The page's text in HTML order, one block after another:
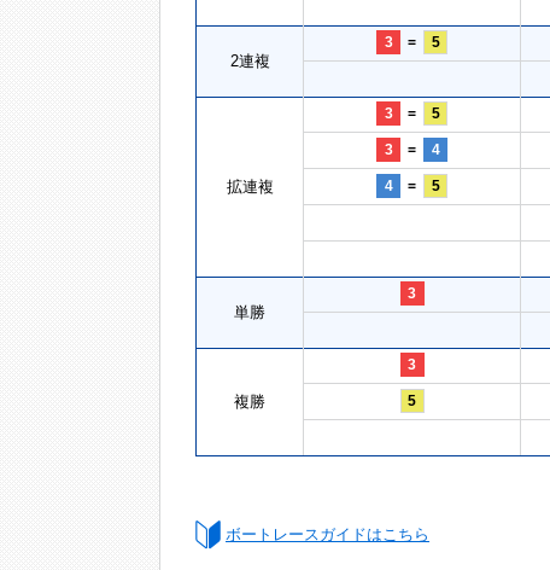
2連複
3 = 5
拡連複
3 = 5
3 = 4
4 = 5
単勝
3
複勝
3
5
ボートレースガイドはこちら